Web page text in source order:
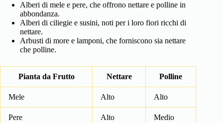
Alberi di mele e pere, che offrono nettare e polline in
abbondanza.
Alberi di ciliegie e susini, noti per i loro fiori ricchi di
nettare.
Arbusti di more e lamponi, che forniscono sia nettare
che polline.
Pianta da Frutto Nettare Polline
Mele Alto Alto
Pere Alto Medio